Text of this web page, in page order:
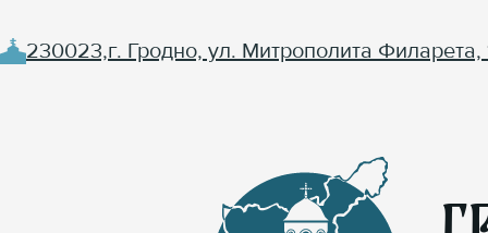
230023,г. Гродно, ул. Митрополита Филарета,